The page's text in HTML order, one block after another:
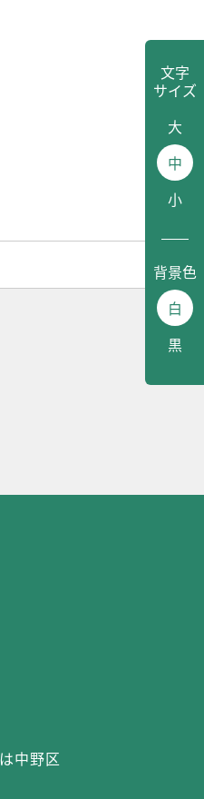
中野区
文字
サイズ
大
中
小
背景色
白
黒